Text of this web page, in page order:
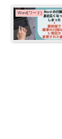
Word(ワード)